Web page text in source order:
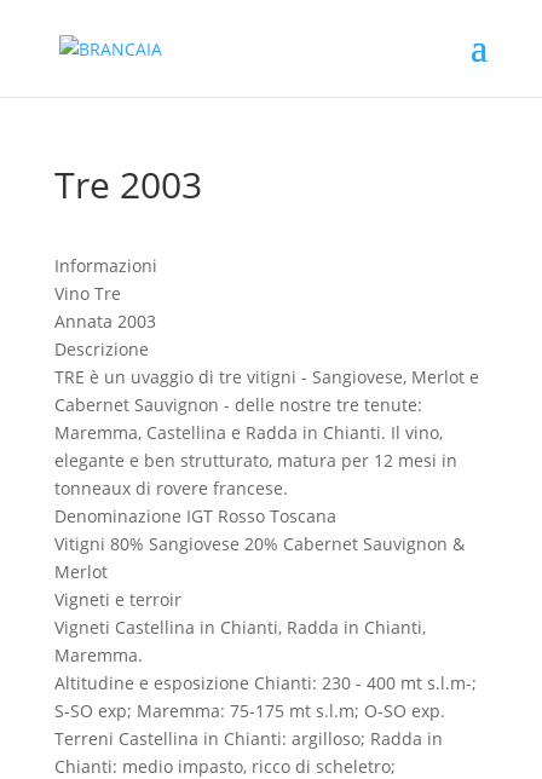
Tre 2003
Informazioni
VinoTre
Annata 2003
Descrizione
TRE è un uvaggio di tre vitigni - Sangiovese, Merlot e
Cabernet Sauvignon - delle nostre tre tenute:
Maremma, Castellina e Radda in Chianti. Il vino,
elegante e ben strutturato, matura per 12 mesi in
tonneaux di rovere francese.
Denominazione IGT Rosso Toscana
Vitigni 80% Sangiovese 20% Cabernet Sauvignon &
Merlot
Vigneti e terroir
Vigneti Castellina in Chianti, Radda in Chianti,
Maremma.
Altitudine e esposizione Chianti: 230 - 400 mt s.l.m-;
S-SO exp; Maremma: 75-175 mt s.l.m; O-SO exp.
Terreni Castellina in Chianti: argilloso; Radda in
Chianti: medio impasto, ricco di scheletro;